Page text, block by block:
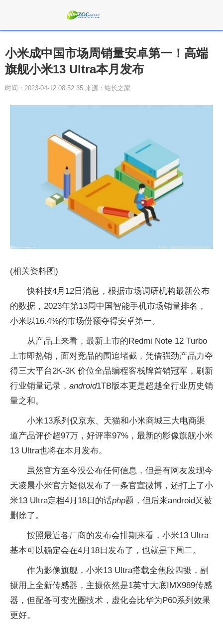
小米成中国市场周销量安卓第一！高端
旗舰小米13 Ultra本月发布
时间：2023-04-12 08:52:35 来源：站长之家
(相关资料图)
快科技4月12日消息，根据市场调研机构最新公布
的数据，2023年第13周中国智能手机市场销量排名，
小米以16.4%的市场份额夺得安卓第一。
从产品上来看，最新上市的Redmi Note 12 Turbo
上市即热销，面对竞品的围追堵截，凭借强劲产品力夺
得三大平台2K-3K 价位全品编程客栈牌首销冠军，刷新
行业销量记录， android1TB版本更是超越全行业历史销
量之和。
小米13系列仅京东、天猫和小米商城三大电商渠
道产品评价超97万，好评率97%，最新的影像旗舰小米
13 Ultra也将在本月发布。
虽然官方至今没公布任何信息，但是有网友发现今
天凌晨小米官方疑似发布了一条官宣微博，还打上了小
米13 Ultra定档4月18日的话php题，但后来android又被
删除了。
按照最近各厂商的发布会排期来看，小米13 Ultra
基本可以确定会在4月18日发布了，也就是下周二。
作为影像旗舰，小米13 Ultra搭载全焦段四摄，副
摄用上全新传感器，主摄依然是1英寸大底IMX989传感
器，但配备可变光圈技术，虚化会比华为P60系列效果
更好。